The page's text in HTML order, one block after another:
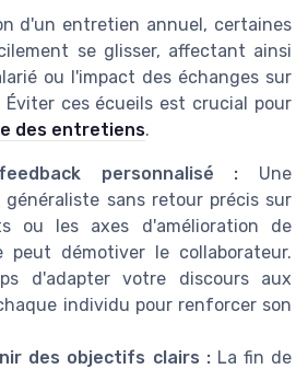
d'un entretien annuel, certaines
se glisser, affectant ainsi
ou l'impact des échanges sur
Éviter ces écueils est crucial pour
des entretiens.
personnalisé : Une
sans retour précis sur
ou les axes d'amélioration de
peut démotiver le collaborateur.
d'adapter votre discours aux
individu pour renforcer son
des objectifs clairs :La fin de